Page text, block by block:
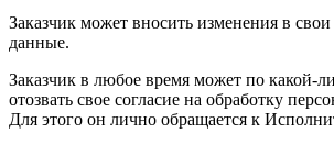
Заказчик может вносить изменения в
данные.
Заказчик в любое время может по какой-
отозвать свое согласие на обработку
Для этого он лично обращается к